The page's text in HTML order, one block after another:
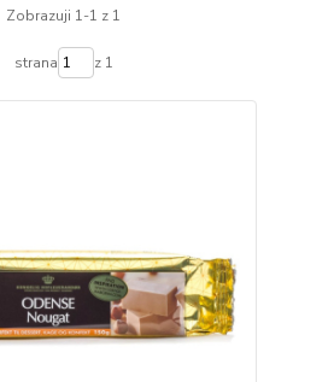
Zobrazuji 1-1 z 1
strana z 1